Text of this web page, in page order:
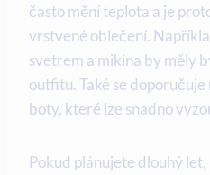
často mění teplota a je
vrstvené oblečení.
svetrem a mikina by měly
outfitu. Také se doporučuje
boty, které lze snadno
Pokud plánujete dlouhý